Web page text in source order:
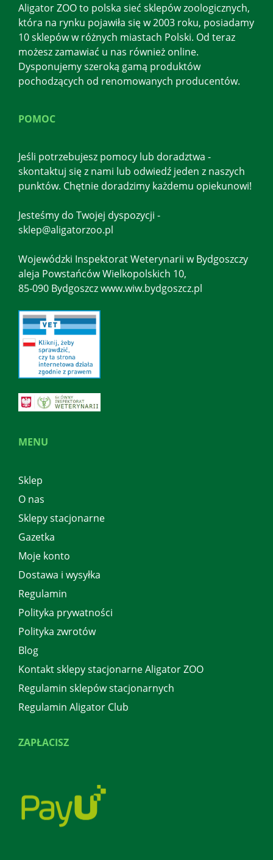
Aligator ZOO to polska sieć sklepów zoologicznych,
która na rynku pojawiła się w 2003 roku, posiadamy
10 sklepów w różnych miastach Polski. Od teraz
możesz zamawiać u nas również online.
Dysponujemy szeroką gamą produktów
pochodzących od renomowanych producentów.
MENU
Sklep
O nas
Sklepy stacjonarne
Gazetka
Moje konto
Dostawa i wysyłka
Regulamin
Polityka prywatności
Polityka zwrotów
Blog
Kontakt sklepy stacjonarne Aligator ZOO
Regulamin sklepów stacjonarnych
Regulamin Aligator Club
ZAPŁACISZ
POMOC
Jeśli potrzebujesz pomocy lub doradztwa -
skontaktuj się z nami lub odwiedź jeden z naszych
punktów. Chętnie doradzimy każdemu opiekunowi!
Jesteśmy do Twojej dyspozycji -
sklep@aligatorzoo.pl
Wojewódzki Inspektorat Weterynarii w Bydgoszczy
aleja Powstańców Wielkopolskich 10,
85-090 Bydgoszcz www.wiw.bydgoszcz.pl